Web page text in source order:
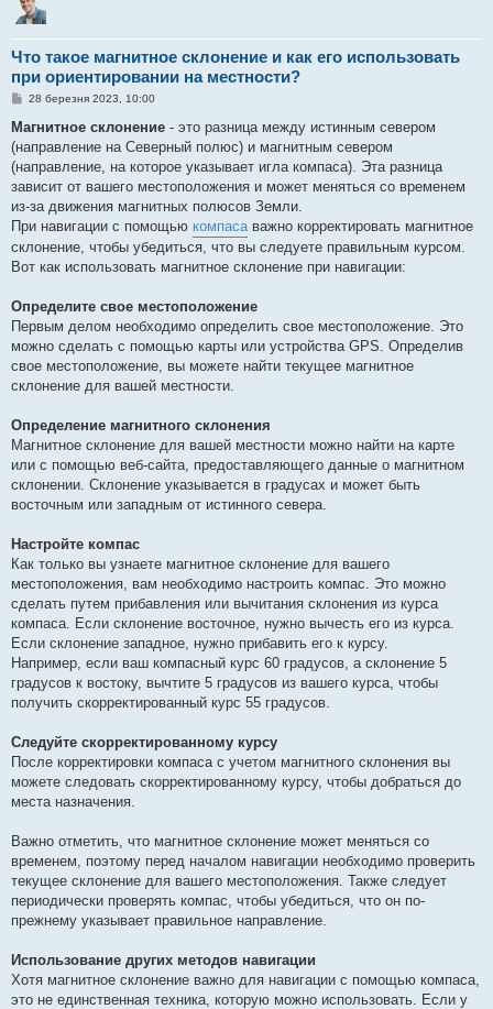
Что такое магнитное склонение и как его использовать
при ориентировании на местности?
П
в
д
о
л
е
н
я
28 березня 2023, 10:00
Магнитное склонение - это разница между истинным севером
(направление на Северный полюс) и магнитным севером
(направление, на которое указывает игла компаса). Эта разница
зависит от вашего местоположения и может меняться со временем
из-за движения магнитных полюсов Земли.
При навигации с помощью компаса важно корректировать магнитное
склонение, чтобы убедиться, что вы следуете правильным курсом.
Вот как использовать магнитное склонение при навигации:
Определите свое местоположение
Первым делом необходимо определить свое местоположение. Это
можно сделать с помощью карты или устройства GPS. Определив
свое местоположение, вы можете найти текущее магнитное
склонение для вашей местности.
Определение магнитного склонения
Магнитное склонение для вашей местности можно найти на карте
или с помощью веб-сайта, предоставляющего данные о магнитном
склонении. Склонение указывается в градусах и может быть
восточным или западным от истинного севера.
Настройте компас
Как только вы узнаете магнитное склонение для вашего
местоположения, вам необходимо настроить компас. Это можно
сделать путем прибавления или вычитания склонения из курса
компаса. Если склонение восточное, нужно вычесть его из курса.
Если склонение западное, нужно прибавить его к курсу.
Например, если ваш компасный курс 60 градусов, а склонение 5
градусов к востоку, вычтите 5 градусов из вашего курса, чтобы
получить скорректированный курс 55 градусов.
Следуйте скорректированному курсу
После корректировки компаса с учетом магнитного склонения вы
можете следовать скорректированному курсу, чтобы добраться до
места назначения.
Важно отметить, что магнитное склонение может меняться со
временем, поэтому перед началом навигации необходимо проверить
текущее склонение для вашего местоположения. Также следует
периодически проверять компас, чтобы убедиться, что он по-
прежнему указывает правильное направление.
Использование других методов навигации
Хотя магнитное склонение важно для навигации с помощью компаса,
это не единственная техника, которую можно использовать. Если у